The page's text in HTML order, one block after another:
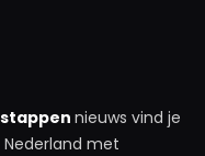
nieuws vind je
Nederland met